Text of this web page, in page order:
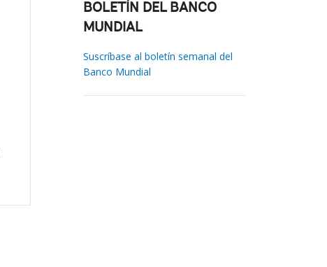
BOLETÍN DEL BANCO
MUNDIAL
Suscríbase al boletín semanal del
Banco Mundial